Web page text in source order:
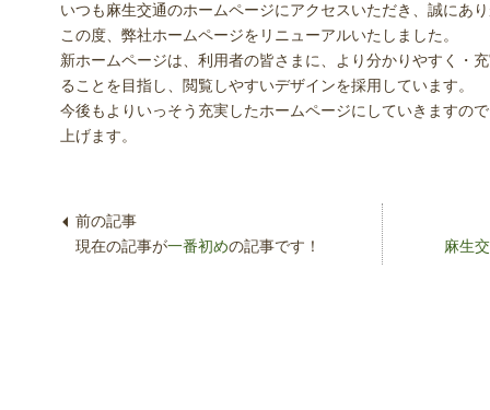
いつも麻生交通のホームページにアクセスいただき、誠にあ
この度、弊社ホームページをリニューアルいたしました。
新ホームページは、利用者の皆さまに、より分かりやすく・
ることを目指し、閲覧しやすいデザインを採用しています。
今後もよりいっそう充実したホームページにしていきますの
上げます。
現在の記事が一番初めの記事です！ 麻生